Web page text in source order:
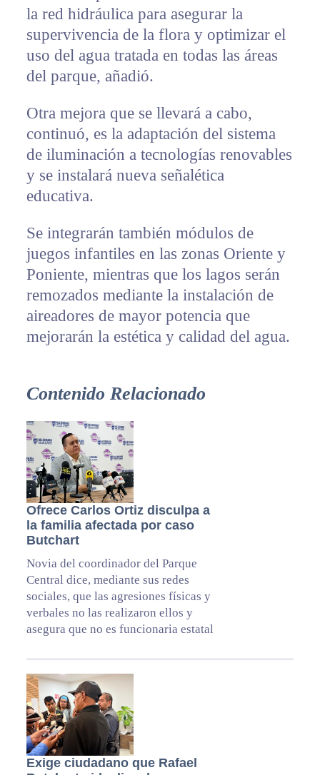
la red hidráulica para asegurar la
supervivencia de la flora y optimizar el
uso del agua tratada en todas las áreas
del parque, añadió.
Otra mejora que se llevará a cabo,
continuó, es la adaptación del sistema
de iluminación a tecnologías renovables
y se instalará nueva señalética
educativa.
Se integrarán también módulos de
juegos infantiles en las zonas Oriente y
Poniente, mientras que los lagos serán
remozados mediante la instalación de
aireadores de mayor potencia que
mejorarán la estética y calidad del agua.
Contenido Relacionado
Ofrece Carlos Ortiz disculpa a
la familia afectada por caso
Butchart
Novia del coordinador del Parque
Central dice, mediante sus redes
sociales, que las agresiones físicas y
verbales no las realizaron ellos y
asegura que no es funcionaria estatal
Exige ciudadano que Rafael